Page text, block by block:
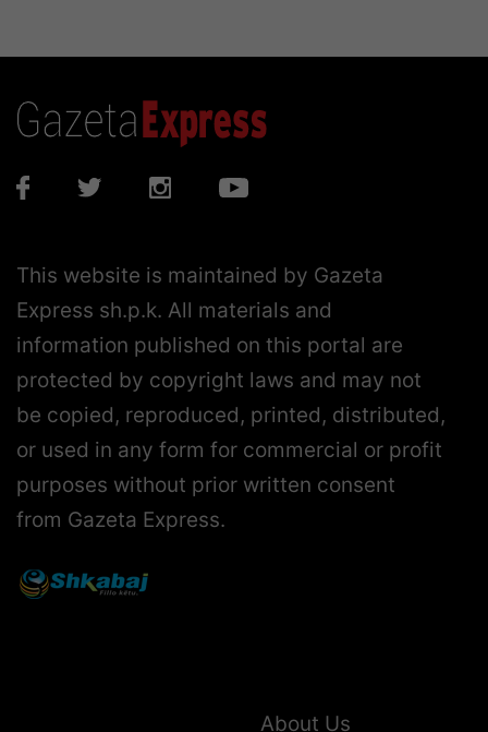
This website is maintained by Gazeta
Express sh.p.k. All materials and
information published on this portal are
protected by copyright laws and may not
be copied, reproduced, printed, distributed,
or used in any form for commercial or profit
purposes without prior written consent
from Gazeta Express.
About Us